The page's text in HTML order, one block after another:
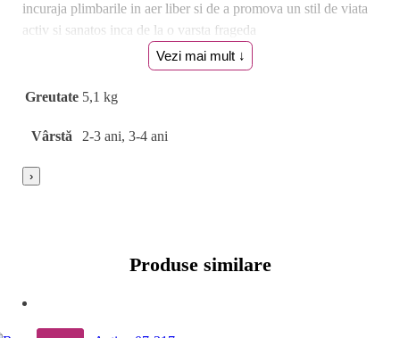
incuraja plimbarile in aer liber si de a promova un stil de viata
activ si sanatos inca de la o varsta frageda
Specificatii tehnice:
pinion fix
jante din compozit (polipropilena si nailon)
roti E.V.A. (diametru 10″”, respectiv aprox. 25 cm)
kgGarantie: 24 luni
Varsta recomandata: 2 ani+
Vezi mai mult ↓
Greutate 5,1 kg
Vârstă 2-3 ani, 3-4 ani
›
Produse similare